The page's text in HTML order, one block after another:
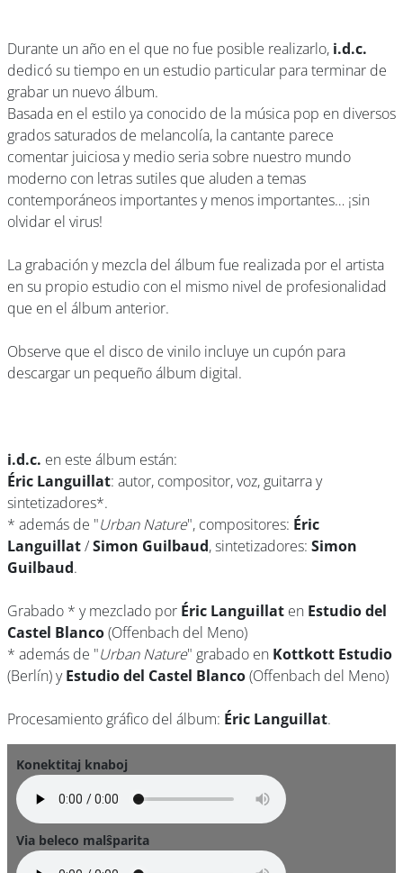
Durante un año en el que no fue posible realizarlo, i.d.c.
dedicó su tiempo en un estudio particular para terminar de
grabar un nuevo álbum.
Basada en el estilo ya conocido de la música pop en diversos
grados saturados de melancolía, la cantante parece
comentar juiciosa y medio seria sobre nuestro mundo
moderno con letras sutiles que aluden a temas
contemporáneos importantes y menos importantes… ¡sin
olvidar el virus!
La grabación y mezcla del álbum fue realizada por el artista
en su propio estudio con el mismo nivel de profesionalidad
que en el álbum anterior.
Observe que el disco de vinilo incluye un cupón para
descargar un pequeño álbum digital.
i.d.c. en este álbum están:
Éric Languillat: autor, compositor, voz, guitarra y
sintetizadores*.
* además de "Urban Nature", compositores: Éric
Languillat/Simon Guilbaud, sintetizadores: Simon
Guilbaud.
Grabado * y mezclado por Éric Languillat en Estudio del
Castel Blanco(Offenbach del Meno)
* además de "Urban Nature" grabado en Kottkott Estudio
(Berlín) yEstudio del Castel Blanco(Offenbach del Meno)
Procesamiento gráfico del álbum: Éric Languillat.
Konektitaj knaboj
Via beleco malŝparita